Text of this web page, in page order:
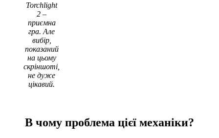
Torchlight
2 –
приємна
гра. Але
вибір,
показаний
на цьому
скріншоті,
не дуже
цікавий.
В чому проблема цієї механіки?